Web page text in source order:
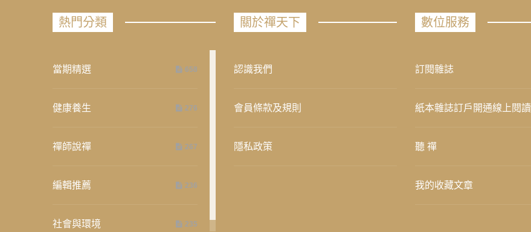
熱門分類
當期精選 658
健康養生 276
禪師說禪 267
編輯推薦 236
社會與環境 235
關於禪天下
認識我們
會員條款及規則
隱私政策
數位服務
訂閱雜誌
紙本雜誌訂戶開通線上閱讀
聽 禪
我的收藏文章